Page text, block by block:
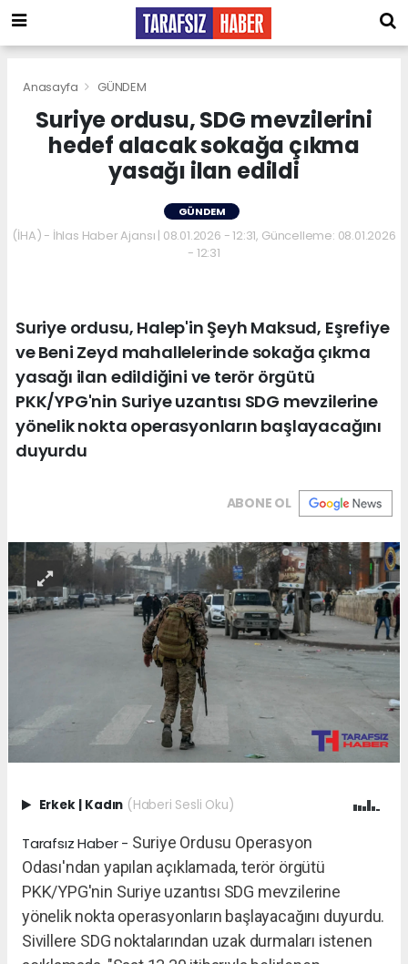
Anasayfa GÜNDEM
Suriye ordusu, SDG mevzilerini
hedef alacak sokağa çıkma
yasağı ilan edildi
GÜNDEM
(İHA) - İhlas Haber Ajansı | 08.01.2026 - 12:31, Güncelleme: 08.01.2026
- 12:31
Suriye ordusu, Halep'in Şeyh Maksud, Eşrefiye
ve Beni Zeyd mahallelerinde sokağa çıkma
yasağı ilan edildiğini ve terör örgütü
PKK/YPG'nin Suriye uzantısı SDG mevzilerine
yönelik nokta operasyonların başlayacağını
duyurdu
ABONE OL
Erkek | Kadın (Haberi Sesli Oku)
Tarafsız Haber - Suriye Ordusu Operasyon
Odası'ndan yapılan açıklamada, terör örgütü
PKK/YPG'nin Suriye uzantısı SDG mevzilerine
yönelik nokta operasyonların başlayacağını duyurdu.
Sivillere SDG noktalarından uzak durmaları istenen